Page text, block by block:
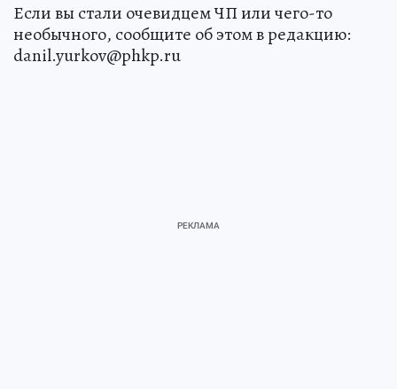
Если вы стали очевидцем ЧП или чего-то
необычного, сообщите об этом в редакцию:
danil.yurkov@phkp.ru